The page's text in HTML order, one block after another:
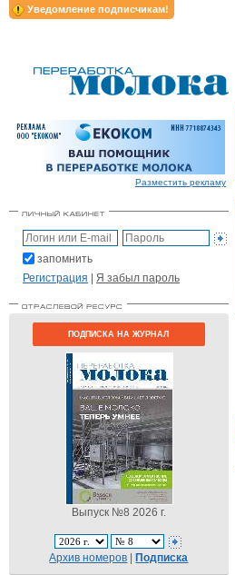
Уведомление подписчикам!
Разместить рекламу
запомнить
Регистрация | Я забыл пароль
ПОДПИСКА НА ЖУРНАЛ
Выпуск №8 2026 г.
Архив номеров |Подписка